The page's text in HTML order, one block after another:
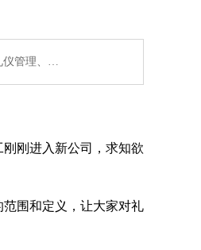
管理、…
刚进入新公司，求知欲
围和定义，让大家对礼